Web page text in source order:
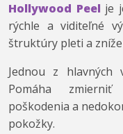
Hollywood Peel je
rýchle a viditeľné
štruktúry pleti a
Jednou z
Pomáha
poškodenia a
pokožky.